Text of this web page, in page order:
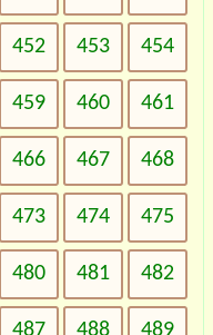
452 453 454
459 460 461
466 467 468
473 474 475
480 481 482
487 488 489